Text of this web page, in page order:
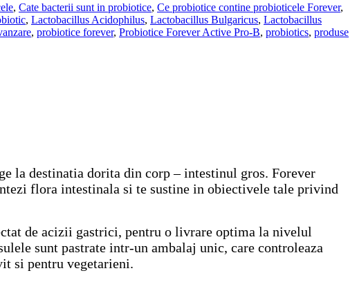
, Cate bacterii sunt in probiotice, Ce probiotice contine probioticele Forever,
, Lactobacillus Acidophilus, Lactobacillus Bulgaricus, Lactobacillus
, probiotice forever, Probiotice Forever Active Pro-B, probiotics, produse
la destinatia dorita din corp – intestinul gros. Forever
flora intestinala si te sustine in obiectivele tale privind
de acizii gastrici, pentru o livrare optima la nivelul
sunt pastrate intr-un ambalaj unic, care controleaza
si pentru vegetarieni.